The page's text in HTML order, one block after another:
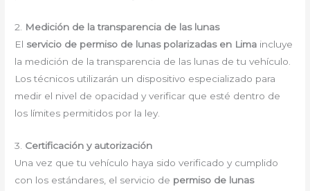
2. Medición de la transparencia de las lunas
El servicio de permiso de lunas polarizadas en Lima incluye
la medición de la transparencia de las lunas de tu vehículo.
Los técnicos utilizarán un dispositivo especializado para
medir el nivel de opacidad y verificar que esté dentro de
los límites permitidos por la ley.
3. Certificación y autorización
Una vez que tu vehículo haya sido verificado y cumplido
con los estándares, el servicio de permiso de lunas